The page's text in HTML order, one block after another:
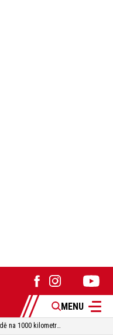
MENU
Elektromobily soutěžily v jízdě na 1000 kilometrů. I s nabíjením dojel do cíle nejrychleji Citroën ë-C4